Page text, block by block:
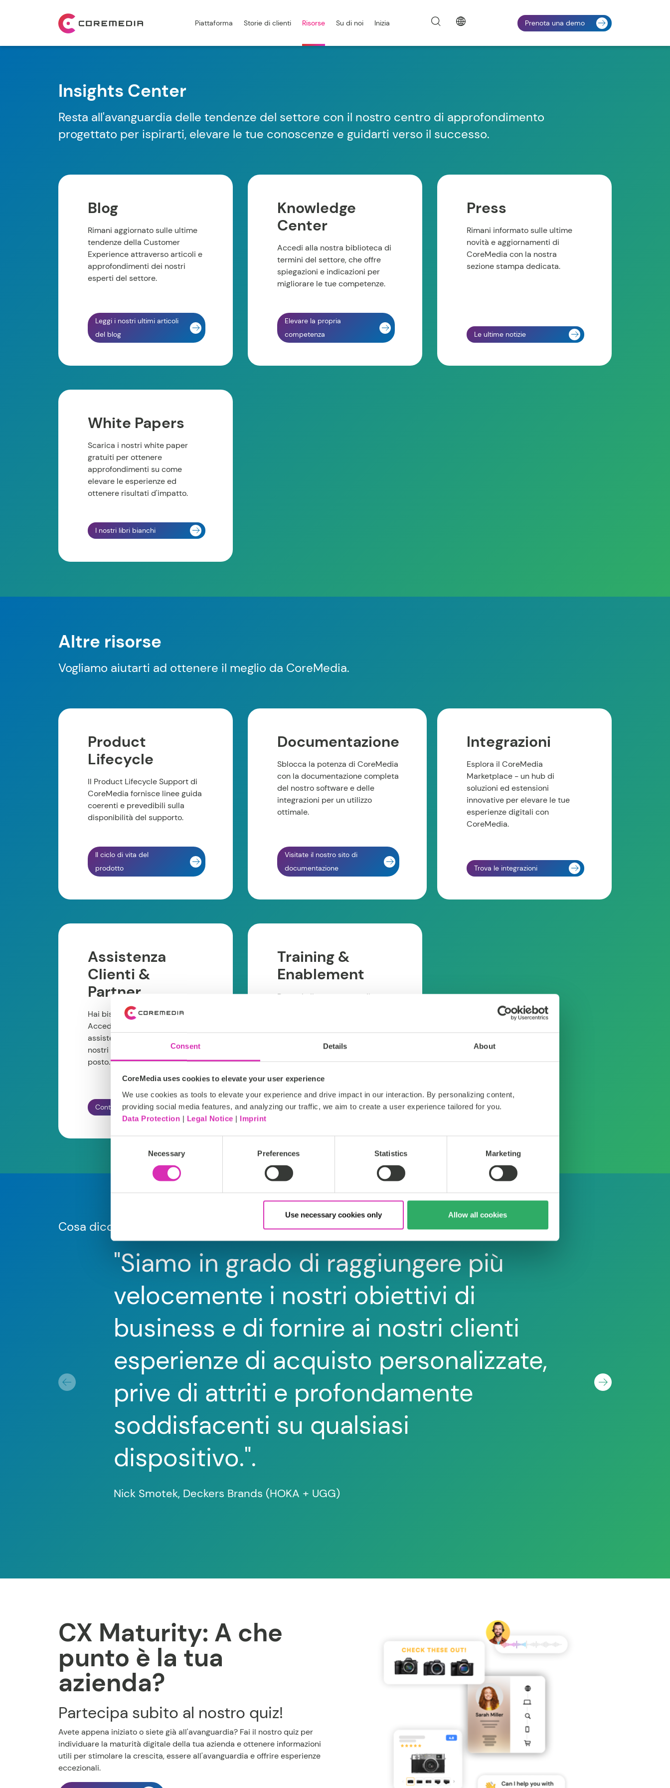
Consent Details About
CoreMedia uses cookies to elevate your user experience
We use cookies as tools to elevate your experience and drive impact in our interaction. By personalizing content,
providing social media features, and analyzing our traffic, we aim to create a user experience tailored for you.
Data Protection | Legal Notice | Imprint
Necessary Preferences Statistics Marketing
Use necessary cookies only Allow all cookies
Piattaforma Storie di clienti Risorse Su di noi Inizia Prenota una demo
Insights Center
Resta all'avanguardia delle tendenze del settore con il nostro centro di approfondimento
progettato per ispirarti, elevare le tue conoscenze e guidarti verso il successo.
Blog
Rimani aggiornato sulle ultime
tendenze della Customer
Experience attraverso articoli e
approfondimenti dei nostri
esperti del settore.
Leggi i nostri ultimi articoli
del blog
Knowledge
Center
Accedi alla nostra biblioteca di
termini del settore, che offre
spiegazioni e indicazioni per
migliorare le tue competenze.
Elevare la propria
competenza
Press
Rimani informato sulle ultime
novità e aggiornamenti di
CoreMedia con la nostra
sezione stampa dedicata.
Le ultime notizie
White Papers
Scarica i nostri white paper
gratuiti per ottenere
approfondimenti su come
elevare le esperienze ed
ottenere risultati d'impatto.
I nostri libri bianchi
Altre risorse
Vogliamo aiutarti ad ottenere il meglio da CoreMedia.
Product
Lifecycle
Il Product Lifecycle Support di
CoreMedia fornisce linee guida
coerenti e prevedibili sulla
disponibilità del supporto.
Il ciclo di vita del
prodotto
Documentazione
Sblocca la potenza di CoreMedia
con la documentazione completa
del nostro software e delle
integrazioni per un utilizzo
ottimale.
Visitate il nostro sito di
documentazione
Integrazioni
Esplora il CoreMedia
Marketplace - un hub di
soluzioni ed estensioni
innovative per elevare le tue
esperienze digitali con
CoreMedia.
Trova le integrazioni
Assistenza
Clienti &
Partner
Hai bisogno di ulteriore aiuto?
Accedi al nostro centro di
assistenza, all'helpdesk e ai
nostri contatti diretti in un unico
posto.
Contatta il nostro team
Training &
Enablement
Potenzia il tuo team con il
potenziale della nostra
piattaforma attraverso corsi e
Diventa un esperto
CoreMedia
Cosa dicono i nostri clienti
"Siamo in grado di raggiungere più
velocemente i nostri obiettivi di
business e di fornire ai nostri clienti
esperienze di acquisto personalizzate,
prive di attriti e profondamente
soddisfacenti su qualsiasi
dispositivo.".
Nick Smotek, Deckers Brands (HOKA + UGG)
CX Maturity: A che
punto è la tua
azienda?
Partecipa subito al nostro quiz!
Avete appena iniziato o siete già all'avanguardia? Fai il nostro quiz per
individuare la maturità digitale della tua azienda e ottenere informazioni
utili per stimolare la crescita, essere all'avanguardia e offrire esperienze
eccezionali.